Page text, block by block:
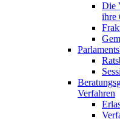
Die
ihre
Verfahren